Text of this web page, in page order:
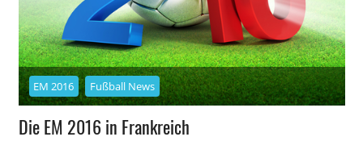
EM 2016 Fußball News
Die EM 2016 in Frankreich